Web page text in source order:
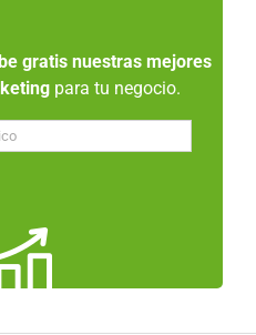
gratis nuestras mejores
para tu negocio.